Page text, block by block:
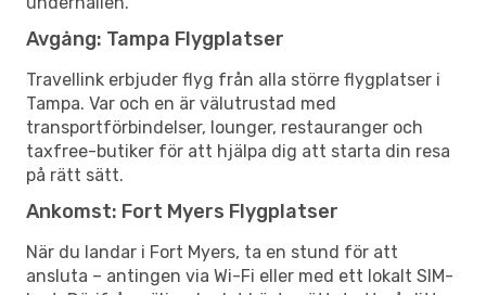
Avgång: Tampa Flygplatser
Travellink erbjuder flyg från alla större flygplatser i
Tampa. Var och en är välutrustad med
transportförbindelser, lounger, restauranger och
taxfree-butiker för att hjälpa dig att starta din resa
på rätt sätt.
Ankomst: Fort Myers Flygplatser
När du landar i Fort Myers, ta en stund för att
ansluta – antingen via Wi-Fi eller med ett lokalt SIM-